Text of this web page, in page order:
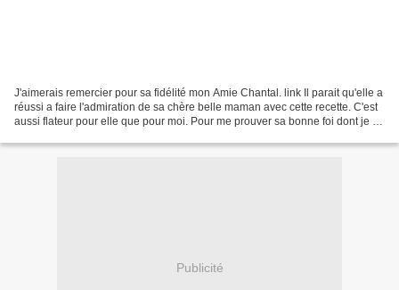
J'aimerais remercier pour sa fidélité mon Amie Chantal. link Il parait qu'elle a
réussi a faire l'admiration de sa chère belle maman avec cette recette. C'est
aussi flateur pour elle que pour moi. Pour me prouver sa bonne foi dont je ne
Publicité